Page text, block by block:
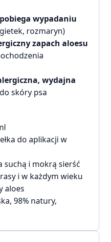
wypadaniu
rozmaryn)
zapach aloesu
wydajna
skóry psa
do aplikacji w
suchą i mokrą sierść
i w każdym wieku
aloes
98% natury,